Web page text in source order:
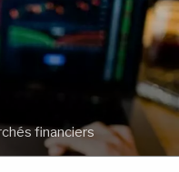
financiers